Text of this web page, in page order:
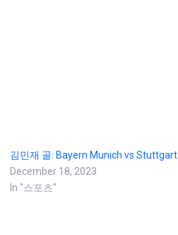
김민재 골: Bayern Munich vs Stuttgart
December 18, 2023
In "스포츠"